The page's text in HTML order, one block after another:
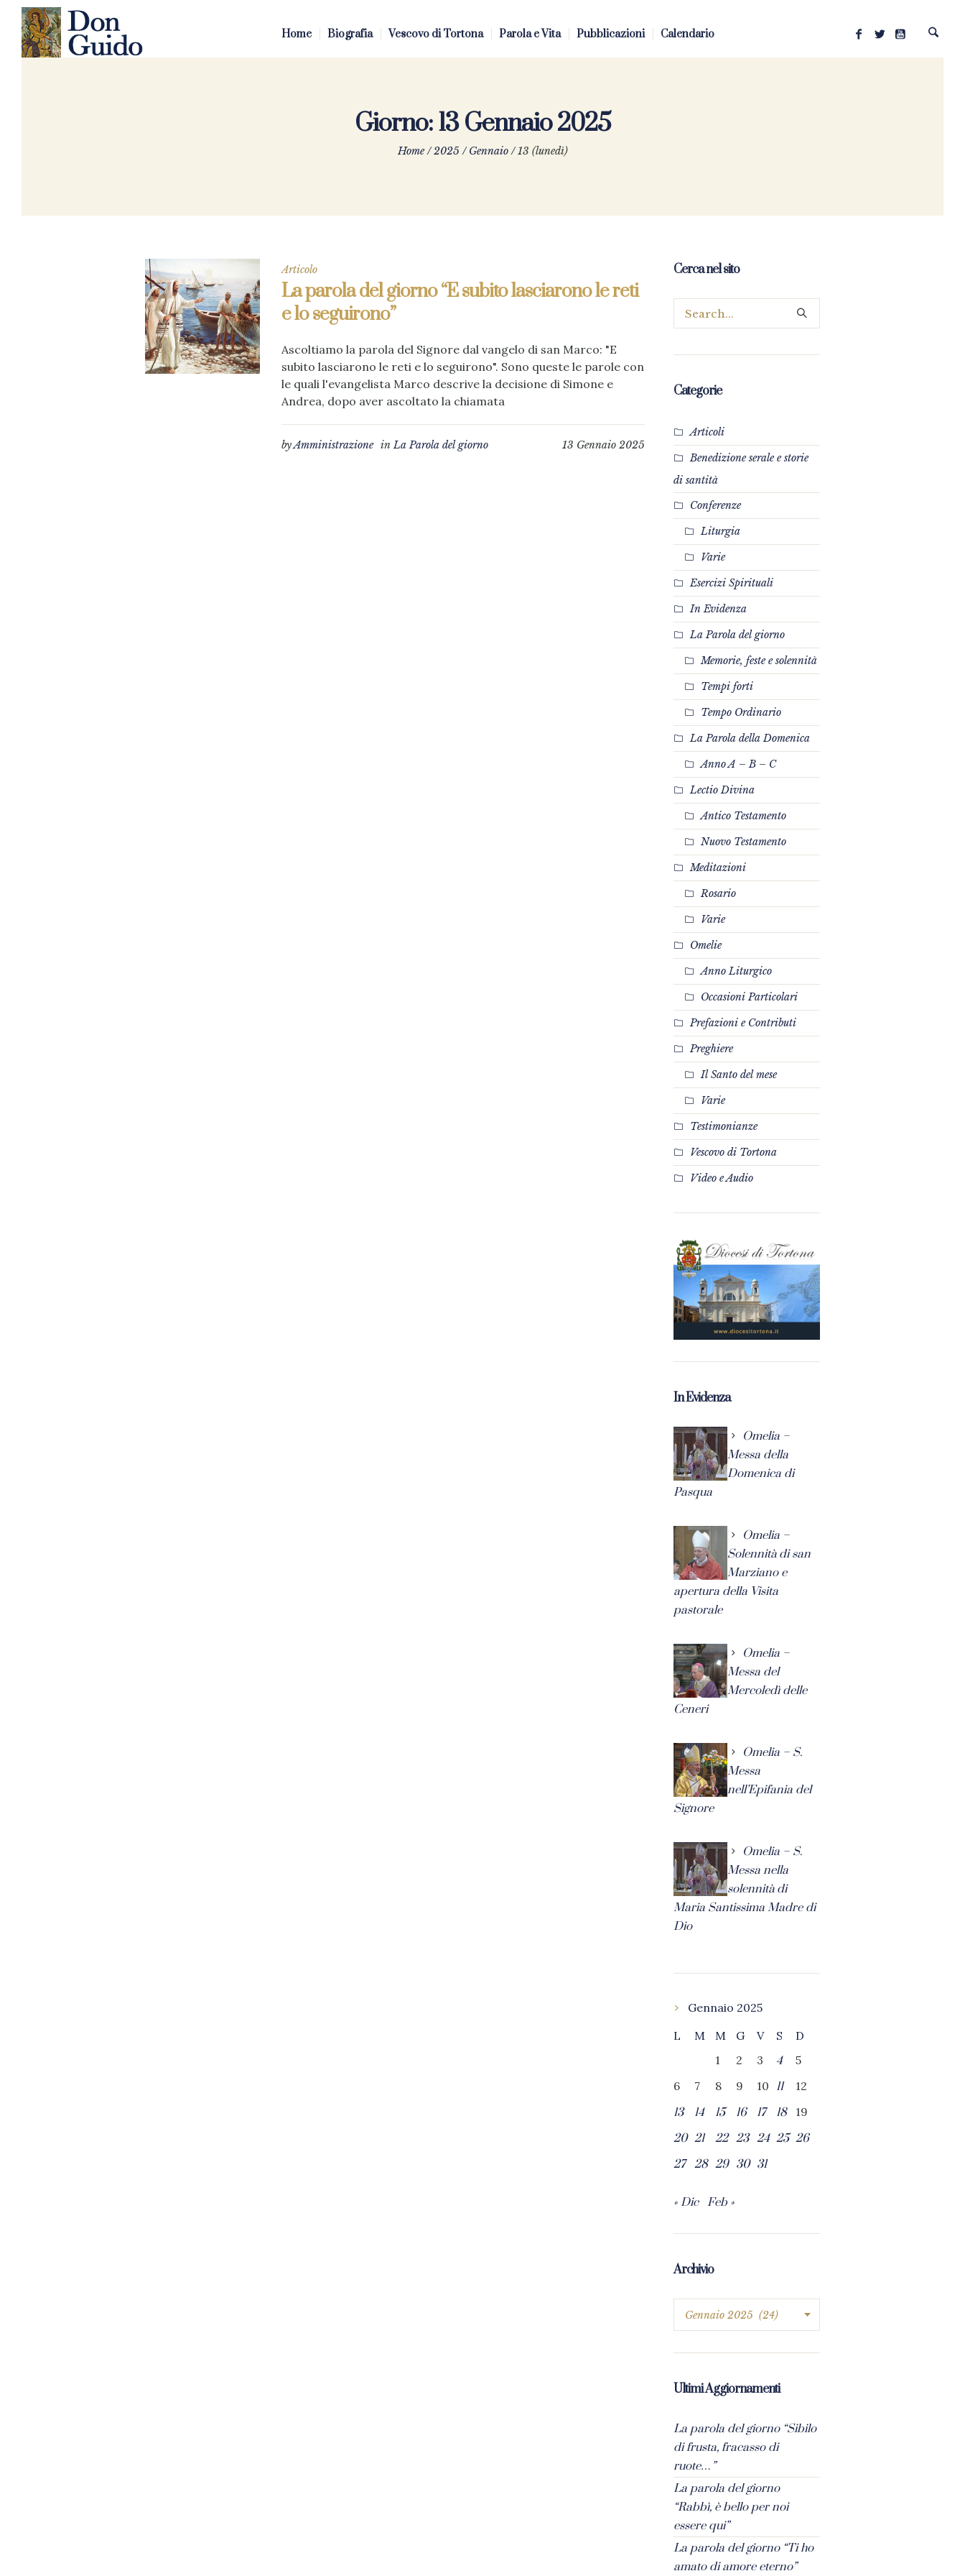
Home Biografia Vescovo di Tortona Parola e Vita Pubblicazioni Calendario
Giorno:13 Gennaio 2025
Home /2025 /Gennaio /13 (lunedì)
Articolo
La parola del giorno “E subito lasciarono le reti
e lo seguirono”
Ascoltiamo la parola del Signore dal vangelo di san Marco: "E
subito lasciarono le reti e lo seguirono". Sono queste le parole con
le quali l'evangelista Marco descrive la decisione di Simone e
Andrea, dopo aver ascoltato la chiamata
13 Gennaio 2025
byAmministrazione inLa Parola del giorno
Cerca nel sito
Categorie
Articoli
Benedizione serale e storie
di santità
Conferenze
Liturgia
Varie
Esercizi Spirituali
In Evidenza
La Parola del giorno
Memorie, feste e solennità
Tempi forti
Tempo Ordinario
La Parola della Domenica
Anno A – B – C
Lectio Divina
Antico Testamento
Nuovo Testamento
Meditazioni
Rosario
Varie
Omelie
Anno Liturgico
Occasioni Particolari
Prefazioni e Contributi
Preghiere
Il Santo del mese
Varie
Testimonianze
Vescovo di Tortona
Video e Audio
In Evidenza
Omelia –
Messa della
Domenica di
Pasqua
Omelia –
Solennità di san
Marziano e
apertura della Visita
pastorale
Omelia –
Messa del
Mercoledì delle
Ceneri
Omelia – S.
Messa
nell’Epifania del
Signore
Omelia – S.
Messa nella
solennità di
Maria Santissima Madre di
Dio
Gennaio 2025
L
M M G V S
D
1
2 3 4
5
6
7 8 9 10 11
12
13
14 15 16 17 18
19
20 21 22 23 24 25 26
27
28 29 30 31
« Dic Feb »
Archivio
Ultimi Aggiornamenti
La parola del giorno “Sibilo
di frusta, fracasso di
ruote…”
La parola del giorno
“Rabbì, è bello per noi
essere qui”
La parola del giorno “Ti ho
amato di amore eterno”